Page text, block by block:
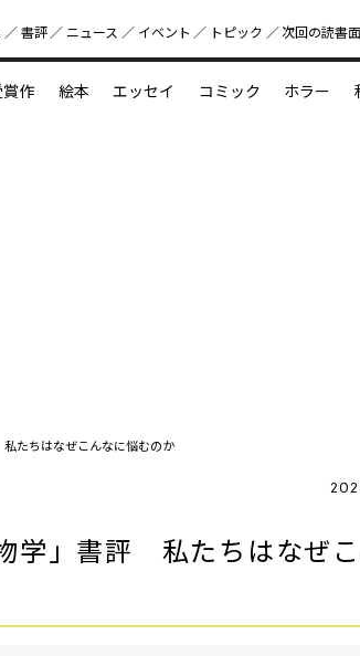
好書好日
書評 ニュース イベント トピック 次回の読書⾯
賞作 絵本 エッセイ コミック ホラー
たちはなぜこんなに悩むのか
学」書評 私たちはなぜ